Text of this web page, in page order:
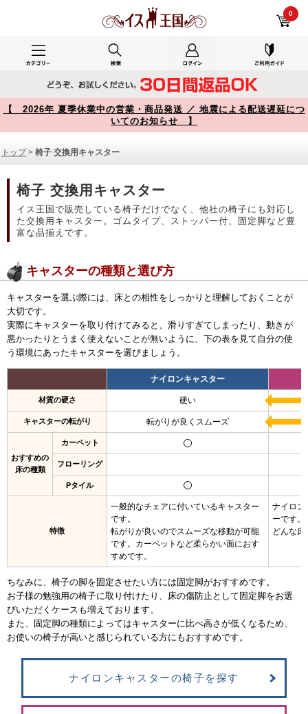
0
【 2026年 夏季休業中の営業・商品発送 ／ 地震による配送遅延につ
いてのお知らせ 】
トップ> 椅子 交換用キャスター
椅子 交換用キャスター
イス王国で販売している椅子だけでなく、他社の椅子にも対応し
た交換用キャスター。ゴムタイプ、ストッパー付、固定脚など豊
富な品揃えです。
キャスターの種類と選び方
キャスターを選ぶ際には、床との相性をしっかりと理解しておくことが
大切です。
実際にキャスターを取り付けてみると、滑りすぎてしまったり、動きが
悪かったりとうまく使えないことが無いように、 下の表を見て自分の使
う環境にあったキャスターを選びましょう。
ナイロンキャスター
材質の硬さ 硬い
キャスターの転がり 転がりが良くスムーズ
おすすめの
床の種類
カーペット
フローリング
Pタイル
特徴
一般的なチェアに付いているキャスター
です。
転がりが良いのでスムーズな移動が可能
です。カーペットなど柔らかい面におす
すめです。
ナイロン
ーです。
どんな
ちなみに、椅子の脚を固定させたい方には固定脚がおすすめです。
お子様の勉強用の椅子に取り付けたり、床の傷防止として固定脚をお選
びいただくケースも増えております。
また、固定脚の種類によってはキャスターに比べ高さが低くなるため、
お使いの椅子が高いと感じられている方にもおすすめです。
ナイロンキャスターの椅子を探す